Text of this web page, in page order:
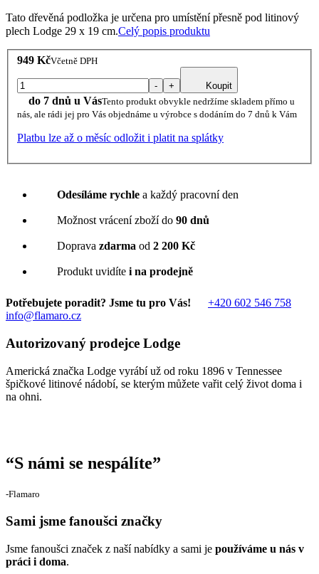
Tato dřevěná podložka je určena pro umístění přesně pod litinový
plech Lodge 29 x 19 cm.Celý popis produktu
949 KčVčetně DPH
- + Koupit
do 7 dnů u VásTento produkt obvykle nedržíme skladem přímo u
nás, ale rádi jej pro Vás objednáme u výrobce s dodáním do 7 dnů k Vám
Platbu lze až o měsíc odložit i platit na splátky
Odesíláme rychle a každý pracovní den
Možnost vrácení zboží do 90 dnů
Doprava zdarma od 2 200 Kč
Produkt uvidíte i na prodejně
Potřebujete poradit? Jsme tu pro Vás!
+420 602 546 758
info@flamaro.cz
Autorizovaný prodejce Lodge
Americká značka Lodge vyrábí už od roku 1896 v Tennessee
špičkové litinové nádobí, se kterým můžete vařit celý život doma i
na ohni.
“S námi se nespálíte”
‐Flamaro
Sami jsme fanoušci značky
Jsme fanoušci značek z naší nabídky a sami je používáme u nás v
práci i doma.